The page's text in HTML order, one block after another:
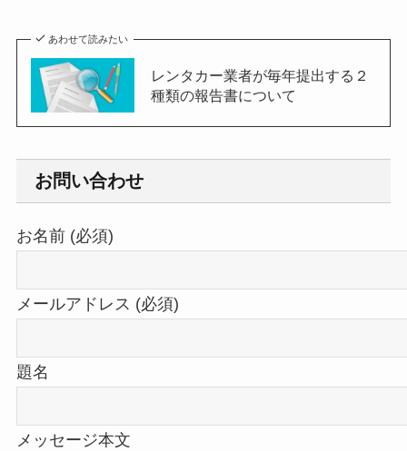
あわせて読みたい
レンタカー業者が毎年提出する２
種類の報告書について
お問い合わせ
お名前 (必須)
メールアドレス (必須)
題名
メッセージ本文